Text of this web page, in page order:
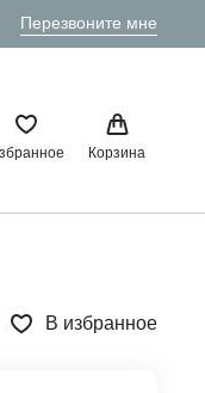
Перезвоните мне
Корзина
В избранное